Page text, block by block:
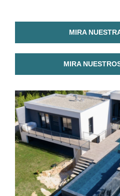
MIRA
MIRA